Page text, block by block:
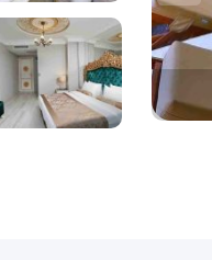
تنوع جاذبه‌ها، مراکز
که اقامتی راحت همراه با